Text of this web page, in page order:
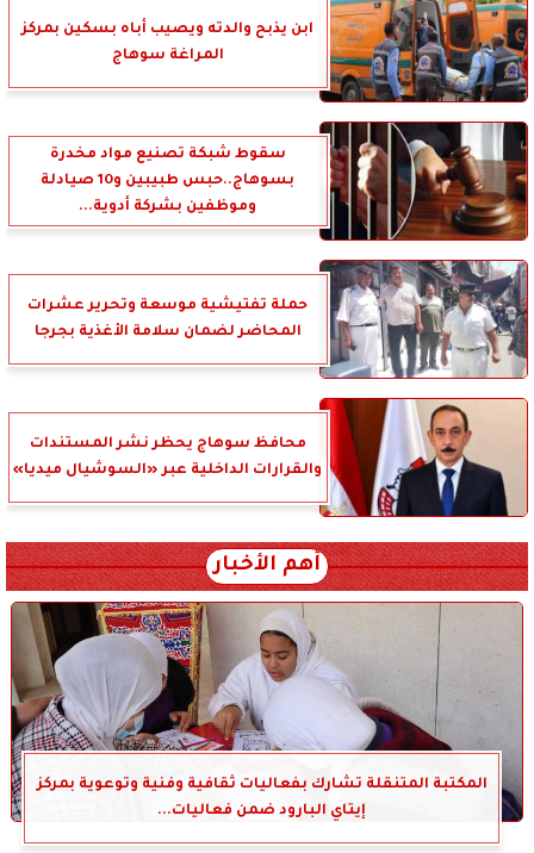
ابن يذبح والدته ويصيب أباه بسكين بمركز
المراغة سوهاج
سقوط شبكة تصنيع مواد مخدرة
بسوهاج..حبس طبيبين و10 صيادلة
وموظفين بشركة أدوية...
حملة تفتيشية موسعة وتحرير عشرات
المحاضر لضمان سلامة الأغذية بجرجا
محافظ سوهاج يحظر نشر المستندات
والقرارات الداخلية عبر «السوشيال ميديا»
أهم الأخبار
المكتبة المتنقلة تشارك بفعاليات ثقافية وفنية وتوعوية بمركز
إيتاي البارود ضمن فعاليات...